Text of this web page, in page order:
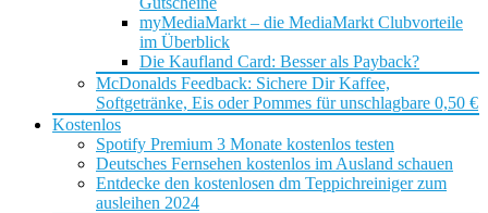
myMediaMarkt – die MediaMarkt Clubvorteile
im Überblick
Die Kaufland Card: Besser als Payback?
McDonalds Feedback: Sichere Dir Kaffee,
Softgetränke, Eis oder Pommes für unschlagbare 0,50 €
Kostenlos
Spotify Premium 3 Monate kostenlos testen
Deutsches Fernsehen kostenlos im Ausland schauen
Entdecke den kostenlosen dm Teppichreiniger zum
ausleihen 2024